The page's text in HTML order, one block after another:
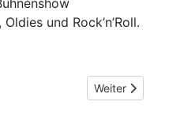
und Rock’n’Roll.
Nächster
Weiter